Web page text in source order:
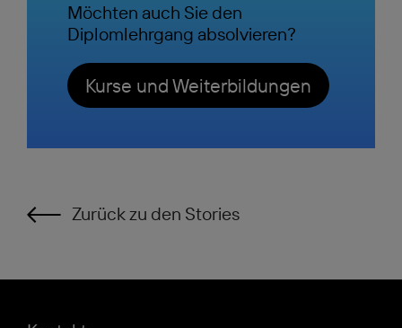
Möchten auch Sie den
Diplomlehrgang absolvieren?
Kurse und Weiterbildungen
Zurück zu den Stories